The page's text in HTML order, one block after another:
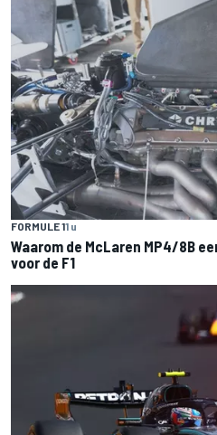
FORMULE 11 u
Waarom de McLaren MP4/8B
voor de F1